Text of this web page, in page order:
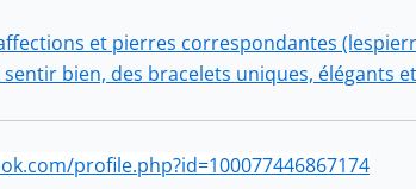
et pierres correspondantes
bien, des bracelets uniques, élégants
profile.php?id=100077446867174